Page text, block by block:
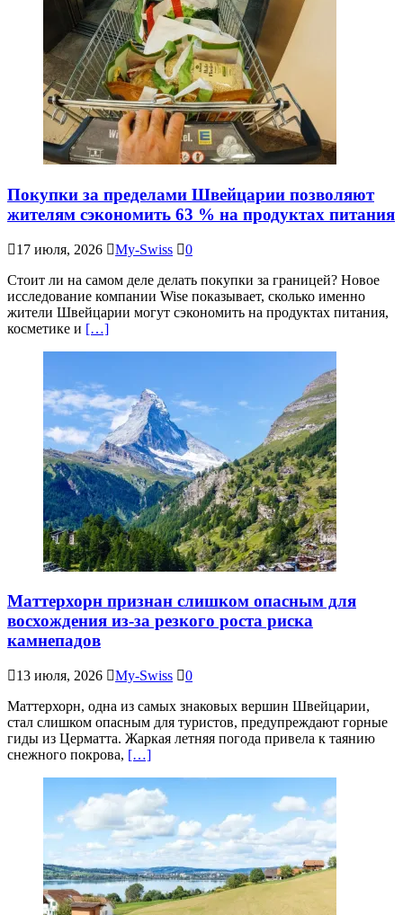
Покупки за пределами Швейцарии позволяют
жителям сэкономить 63 % на продуктах питания
17 июля, 2026 My-Swiss
0
Стоит ли на самом деле делать покупки за границей? Новое
исследование компании Wise показывает, сколько именно
жители Швейцарии могут сэкономить на продуктах питания,
косметике и […]
Маттерхорн признан слишком опасным для
восхождения из-за резкого роста риска
камнепадов
13 июля, 2026 My-Swiss
0
Маттерхорн, одна из самых знаковых вершин Швейцарии,
стал слишком опасным для туристов, предупреждают горные
гиды из Церматта. Жаркая летняя погода привела к таянию
снежного покрова, […]